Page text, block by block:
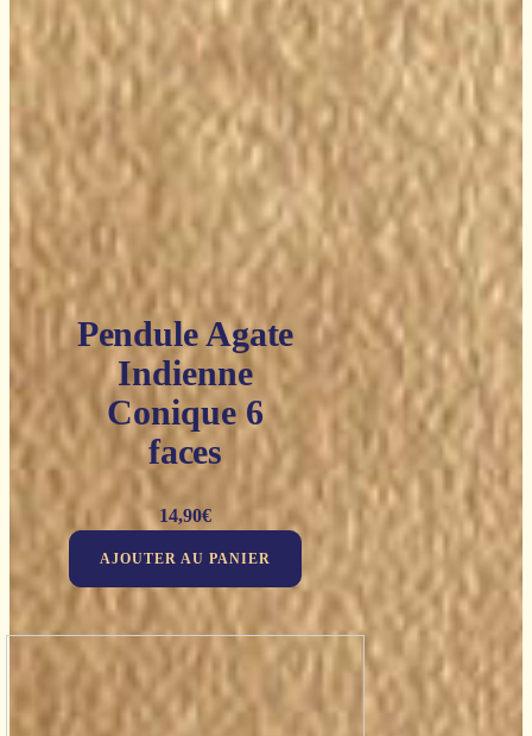
Pendule Agate
Indienne
Conique 6
faces
14,90€
AJOUTER AU PANIER